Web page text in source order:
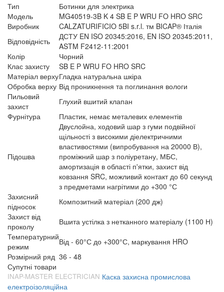
Тип
Ботинки для электрика
Модель
MG40519-3B K 4 SB E P WRU FO HRO SRC
Виробник
CALZATURIFICIO 5BI s.r.l. тм BICAP® Італія
Відповідність
ДСТУ EN ISO 20345:2016, EN ISO 20345:2011,
ASTM F2412-11:2001
Колір
Чорний
Клас захисту
SB E P WRU FO HRO SRC
Матеріал верхуГладка натуральна шкіра
Обробка верху Від проникнення та поглинання вологи
Пильовий
захист
Глухий вшитий клапан
Фурнітура
Пластик, немає металевих елементів
Підошва
Двуслойна, ходовий шар з гуми подвійної
щільності з високими діелектричними
властивостями (випробування на 20000 В),
проміжний шар з поліуретану, МБС,
амортизація в області п'ятки, захист від
ковзання SRC, можливий контакт до 60 секунд
з предметами нагрітими до +300 °С
Захисний
підносок
Композитний матеріал (200 дж)
Захист від
проколу
Вшита устілка з нетканного матеріалу (1100 Н)
Температурний
режим
Від - 60°С до +300°С, маркування HRO
Розмірний ряд 36 - 48
Супутні товари
INAP-MASTER ELECTRICIAN Каска захисна промислова
електроізоляційна